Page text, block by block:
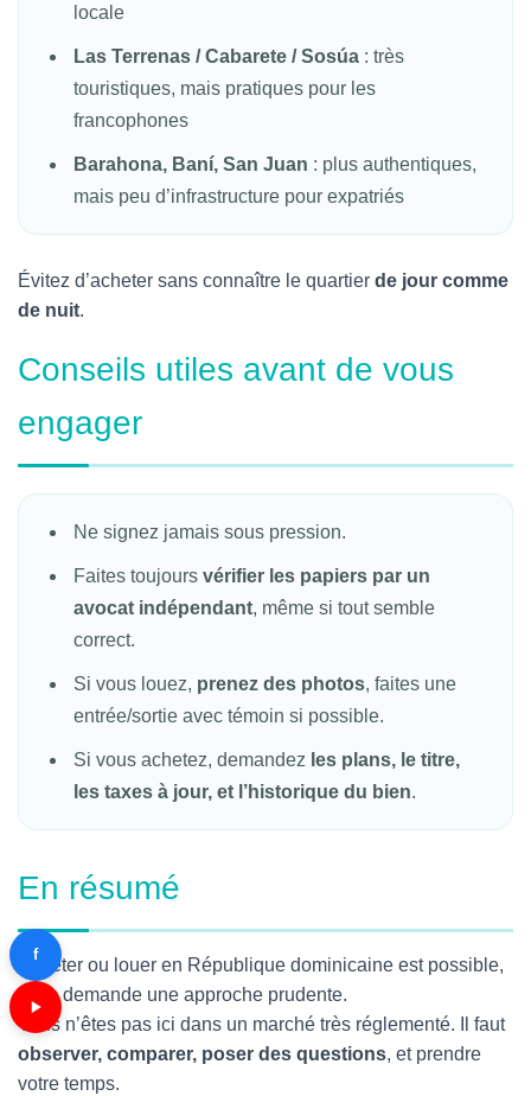
locale
Las Terrenas / Cabarete / Sosúa : très
touristiques, mais pratiques pour les
francophones
Barahona, Baní, San Juan : plus authentiques,
mais peu d’infrastructure pour expatriés
Évitez d’acheter sans connaître le quartier de jour comme
de nuit.
Conseils utiles avant de vous
engager
Ne signez jamais sous pression.
Faites toujours vérifier les papiers par un
avocat indépendant, même si tout semble
correct.
Si vous louez, prenez des photos, faites une
entrée/sortie avec témoin si possible.
Si vous achetez, demandez les plans, le titre,
les taxes à jour, et l’historique du bien.
En résumé
Acheter ou louer en République dominicaine est possible,
mais demande une approche prudente.
Vous n’êtes pas ici dans un marché très réglementé. Il faut
observer, comparer, poser des questions, et prendre
votre temps.
f